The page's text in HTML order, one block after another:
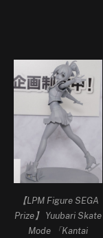
【LPM Figure SEGA
Prize】 Yuubari Skate
Mode 「Kantai